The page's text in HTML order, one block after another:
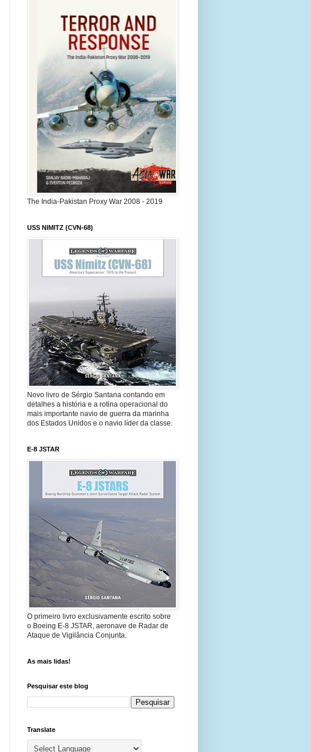
The India-Pakistan Proxy War 2008 - 2019
USS NIMITZ (CVN-68)
Novo livro de Sérgio Santana contando em
detalhes a história e a rotina operacional do
mais importante navio de guerra da marinha
dos Estados Unidos e o navio líder da classe.
E-8 JSTAR
O primeiro livro exclusivamente escrito sobre
o Boeing E-8 JSTAR, aeronave de Radar de
Ataque de Vigilância Conjunta.
As mais lidas!
Pesquisar este blog
Translate